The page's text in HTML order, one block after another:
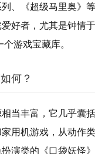
、《超级马里奥》
好者，尤其是钟情
游戏宝藏库。
何？
当丰富，它几乎囊
用机游戏，从动作
演类的《口袋妖怪